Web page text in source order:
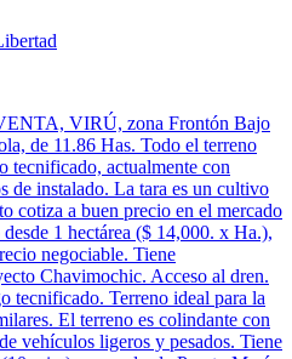
VIRÚ, zona Frontón Bajo
de 11.86 Has. Todo el terreno
tecnificado, actualmente con
de instalado. La tara es un cultivo
cotiza a buen precio en el mercado
1 hectárea ($ 14,000. x Ha.),
negociable. Tiene
Chavimochic. Acceso al dren.
tecnificado. Terreno ideal para la
El terreno es colindante con
vehículos ligeros y pesados. Tiene